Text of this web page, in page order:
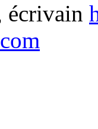
écrivain